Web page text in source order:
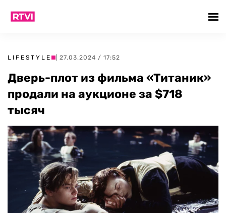
LIFESTYLE | 27.03.2024 / 17:52
Дверь-плот из фильма «Титаник»
продали на аукционе за $718
тысяч